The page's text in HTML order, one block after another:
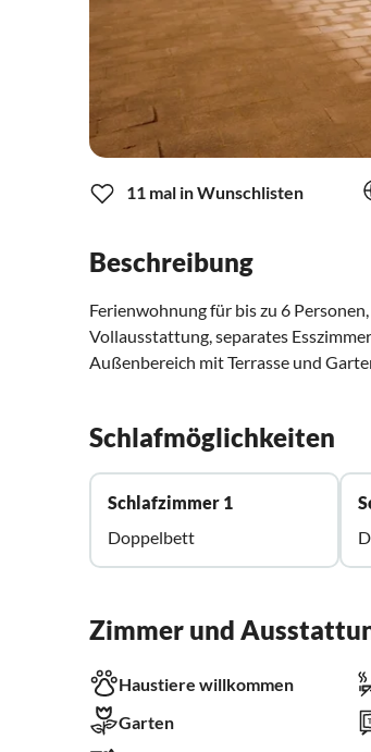
11 mal in Wunschlisten
Beschreibung
Ferienwohnung für bis zu 6
Vollausstattung, separates
Außenbereich mit Terrasse und
Schlafmöglichkeiten
Schlafzimmer 1
Doppelbett
Zimmer und
Haustiere willkommen
Garten